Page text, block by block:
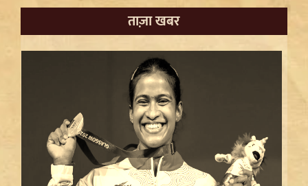
ताज़ा खबर